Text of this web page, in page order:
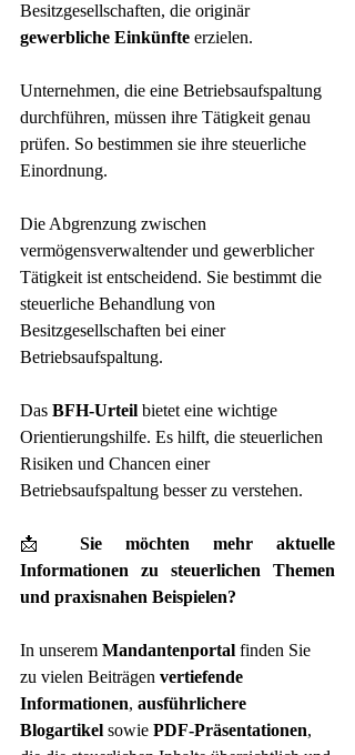
Besitzgesellschaften, die originär
gewerbliche Einkünfte erzielen.
Unternehmen, die eine Betriebsaufspaltung
durchführen, müssen ihre Tätigkeit genau
prüfen. So bestimmen sie ihre steuerliche
Einordnung.
Die Abgrenzung zwischen
vermögensverwaltender und gewerblicher
Tätigkeit ist entscheidend. Sie bestimmt die
steuerliche Behandlung von
Besitzgesellschaften bei einer
Betriebsaufspaltung.
Das BFH-Urteil bietet eine wichtige
Orientierungshilfe. Es hilft, die steuerlichen
Risiken und Chancen einer
Betriebsaufspaltung besser zu verstehen.
📩 Sie möchten mehr aktuelle
Informationen zu steuerlichen Themen
und praxisnahen Beispielen?
In unserem Mandantenportal finden Sie
zu vielen Beiträgen vertiefende
Informationen, ausführlichere
Blogartikel sowie PDF-Präsentationen,